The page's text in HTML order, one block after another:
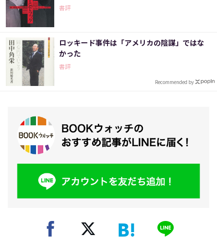
書評
ロッキード事件は「アメリカの陰謀」ではな
かった
書評
Recommended by